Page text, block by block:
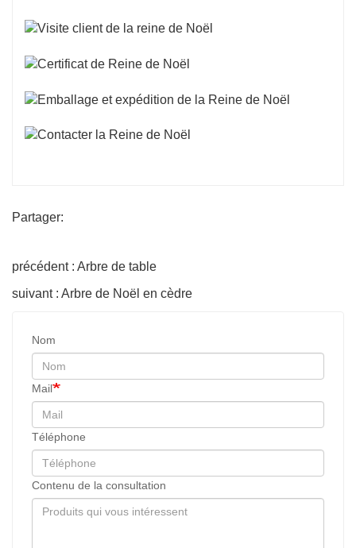
Partager:
précédent : Arbre de table
suivant : Arbre de Noël en cèdre
Nom
Mail
Téléphone
Contenu de la consultation